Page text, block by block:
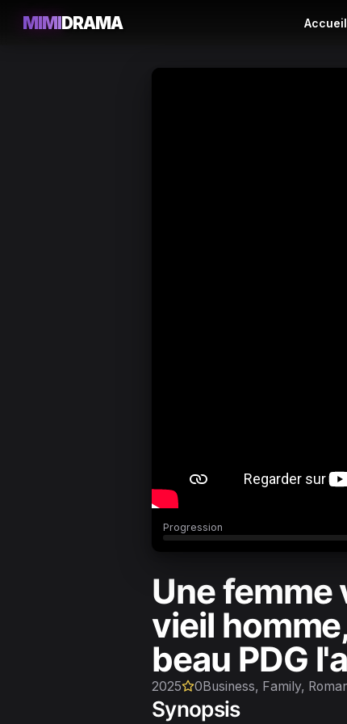
MIMIDRAMA Accueil
Progression
Une femme
vieil
beau PDG
2025 0Business, Family,
Synopsis